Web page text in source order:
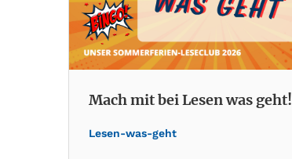
Mach mit bei Lesen was geht!
Lesen-was-geht